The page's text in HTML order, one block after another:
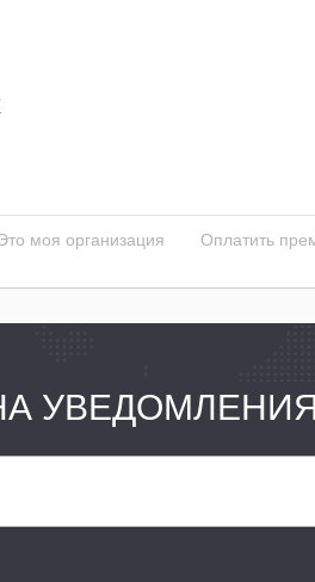
моя организация Оплатить